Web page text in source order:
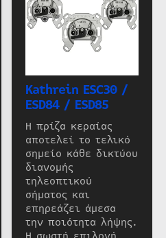
Kathrein ESC30 /
ESD84 / ESD85
Η πρίζα κεραίας
αποτελεί το τελικό
σημείο κάθε δικτύου
διανομής
τηλεοπτικού
σήματος και
επηρεάζει άμεσα
την ποιότητα λήψης.